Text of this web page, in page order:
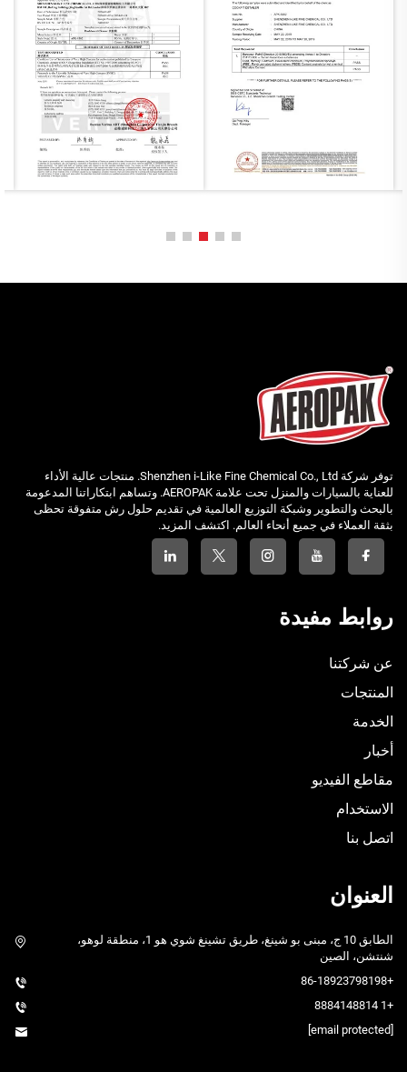
توفر شركة Shenzhen i-Like Fine Chemical Co., Ltd. منتجات عالية الأداء
للعناية بالسيارات والمنزل تحت علامة AEROPAK. وتساهم ابتكاراتنا المدعومة
بالبحث والتطوير وشبكة التوزيع العالمية في تقديم حلول رش متفوقة تحظى
بثقة العملاء في جميع أنحاء العالم. اكتشف المزيد.
روابط مفيدة
عن شركتنا
المنتجات
الخدمة
أخبار
مقاطع الفيديو
الاستخدام
اتصل بنا
العنوان
الطابق 10 ج، مبنى بو شينغ، طريق تشينغ شوي هو 1، منطقة لوهو،
شنتشن، الصين
+86-18923798198
+1 8884148814